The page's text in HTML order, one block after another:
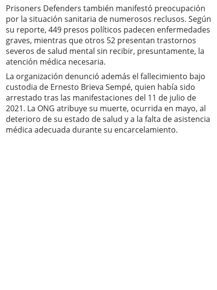
Prisoners Defenders también manifestó preocupación
por la situación sanitaria de numerosos reclusos. Según
su reporte, 449 presos políticos padecen enfermedades
graves, mientras que otros 52 presentan trastornos
severos de salud mental sin recibir, presuntamente, la
atención médica necesaria.
La organización denunció además el fallecimiento bajo
custodia de Ernesto Brieva Sempé, quien había sido
arrestado tras las manifestaciones del 11 de julio de
2021. La ONG atribuye su muerte, ocurrida en mayo, al
deterioro de su estado de salud y a la falta de asistencia
médica adecuada durante su encarcelamiento.